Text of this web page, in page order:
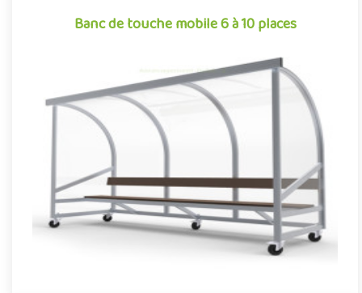
Banc de touche mobile 6 à 10 places
Banc de touche mobile 6 à 10 places
Dans de nombreuses collectivités, les infrastructures sportives,
telles que les stades et les terrains de grands jeux, font l..